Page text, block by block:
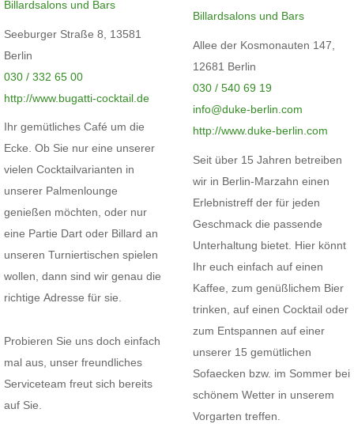
Billardsalons und Bars
Seeburger Straße 8, 13581
Berlin
030 / 332 65 00
http://www.bugatti-cocktail.de
Ihr gemütliches Café um die
Ecke. Ob Sie nur eine unserer
vielen Cocktailvarianten in
unserer Palmenlounge
genießen möchten, oder nur
eine Partie Dart oder Billard an
unseren Turniertischen spielen
wollen, dann sind wir genau die
richtige Adresse für sie.
Probieren Sie uns doch einfach
mal aus, unser freundliches
Serviceteam freut sich bereits
auf Sie.
Billardsalons und Bars
Allee der Kosmonauten 147,
12681 Berlin
030 / 540 69 19
info@duke-berlin.com
http://www.duke-berlin.com
Seit über 15 Jahren betreiben
wir in Berlin-Marzahn einen
Erlebnistreff der für jeden
Geschmack die passende
Unterhaltung bietet. Hier könnt
Ihr euch einfach auf einen
Kaffee, zum genüßlichem Bier
trinken, auf einen Cocktail oder
zum Entspannen auf einer
unserer 15 gemütlichen
Sofaecken bzw. im Sommer bei
schönem Wetter in unserem
Vorgarten treffen.